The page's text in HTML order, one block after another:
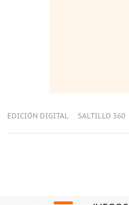
EDICIÓN DIGITAL SALTILLO 360